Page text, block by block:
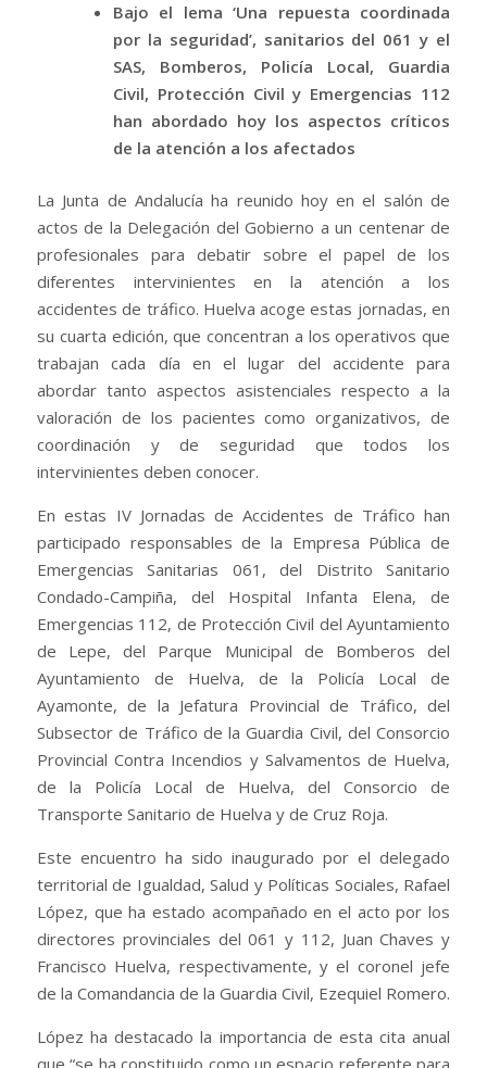
Bajo el lema ‘Una repuesta coordinada
por la seguridad’, sanitarios del 061 y el
SAS, Bomberos, Policía Local, Guardia
Civil, Protección Civil y Emergencias 112
han abordado hoy los aspectos críticos
de la atención a los afectados
La Junta de Andalucía ha reunido hoy en el salón de
actos de la Delegación del Gobierno a un centenar de
profesionales para debatir sobre el papel de los
diferentes intervinientes en la atención a los
accidentes de tráfico. Huelva acoge estas jornadas, en
su cuarta edición, que concentran a los operativos que
trabajan cada día en el lugar del accidente para
abordar tanto aspectos asistenciales respecto a la
valoración de los pacientes como organizativos, de
coordinación y de seguridad que todos los
intervinientes deben conocer.
En estas IV Jornadas de Accidentes de Tráfico han
participado responsables de la Empresa Pública de
Emergencias Sanitarias 061, del Distrito Sanitario
Condado-Campiña, del Hospital Infanta Elena, de
Emergencias 112, de Protección Civil del Ayuntamiento
de Lepe, del Parque Municipal de Bomberos del
Ayuntamiento de Huelva, de la Policía Local de
Ayamonte, de la Jefatura Provincial de Tráfico, del
Subsector de Tráfico de la Guardia Civil, del Consorcio
Provincial Contra Incendios y Salvamentos de Huelva,
de la Policía Local de Huelva, del Consorcio de
Transporte Sanitario de Huelva y de Cruz Roja.
Este encuentro ha sido inaugurado por el delegado
territorial de Igualdad, Salud y Políticas Sociales, Rafael
López, que ha estado acompañado en el acto por los
directores provinciales del 061 y 112, Juan Chaves y
Francisco Huelva, respectivamente, y el coronel jefe
de la Comandancia de la Guardia Civil, Ezequiel Romero.
López ha destacado la importancia de esta cita anual
que “se ha constituido como un espacio referente para